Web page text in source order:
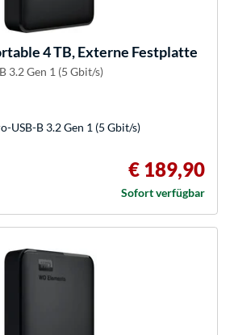
4 TB, Externe Festplatte
3.2 Gen 1 (5 Gbit/s)
USB-B 3.2 Gen 1 (5 Gbit/s)
€ 189,90
Sofort verfügbar